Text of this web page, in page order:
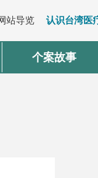
站导览 认识台湾医
个案故事